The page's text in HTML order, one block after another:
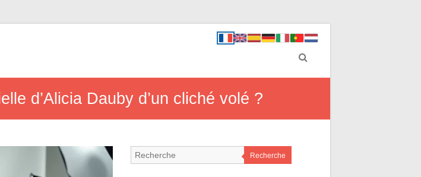
d’Alicia Dauby d’un cliché volé ?
Recherche